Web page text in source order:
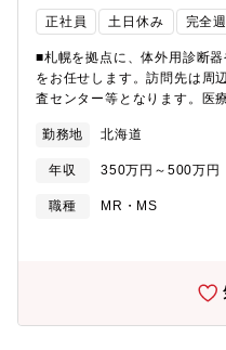
正社員 土日休み 完全
■札幌を拠点に、体外用診断
をお任せします。訪問先は周
査センター等となります。医
少数精鋭ですが、医療用医薬
協力しながら仕事を進めてい
～5件の訪問）【取扱品】血
査機器等）、生化学検査薬、
勤務地 北海道
年収 350万円～500万円
職種
MR・MS